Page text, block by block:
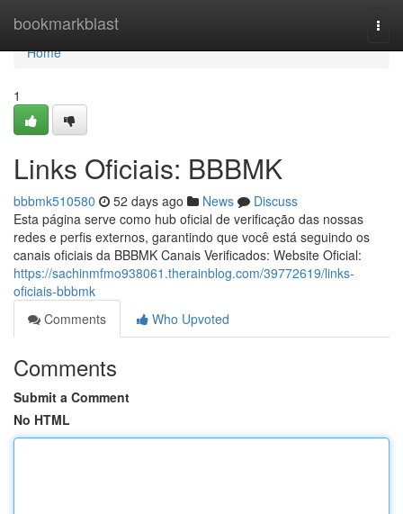
bookmarkblast
Home
Home
1
Links Oficiais: BBBMK
bbbmk510580 52 days ago News
Discuss
Esta página serve como hub oficial de verificação das nossas
redes e perfis externos, garantindo que você está seguindo os
canais oficiais da BBBMK Canais Verificados: Website Oficial:
https://sachinmfmo938061.therainblog.com/39772619/links-
oficiais-bbbmk
Comments
Who Upvoted
Comments
Submit a Comment
No HTML